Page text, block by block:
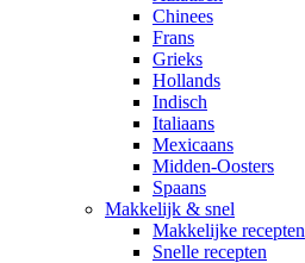
Chinees
Frans
Grieks
Hollands
Indisch
Italiaans
Mexicaans
Midden-Oosters
Spaans
Makkelijk & snel
Makkelijke recepten
Snelle recepten